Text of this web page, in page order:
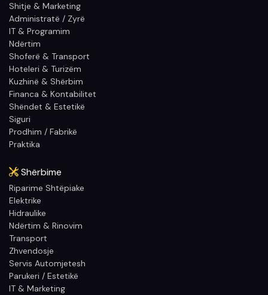
Shitje & Marketing
Administratë / Zyrë
IT & Programim
Ndërtim
Shoferë & Transport
Hoteleri & Turizëm
Kuzhinë & Shërbim
Financa & Kontabilitet
Shëndet & Estetikë
Siguri
Prodhim / Fabrikë
Praktika
Shërbime
Riparime Shtëpiake
Elektrike
Hidraulike
Ndërtim & Rinovim
Transport
Zhvendosje
Servis Automjetesh
Parukeri / Estetikë
IT & Marketing